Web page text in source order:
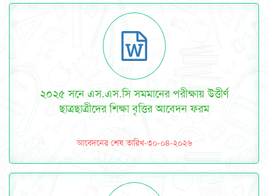
২০২৫ সনে এস.এস.সি সমমানের পরীক্ষায় উত্তীর্ণ
ছাত্রছাত্রীদের শিক্ষা বৃত্তির আবেদন ফরম
আবেদনের শেষ তারিখ-৩০-০৪-২০২৬